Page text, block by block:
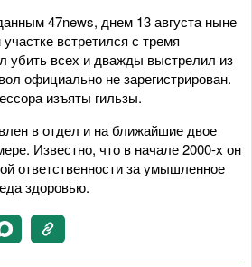
47news, днем 13 августа ныне
встретился с тремя
убить всех и дважды выстрелил из
официально не зарегистрирован.
изъяты гильзы.
в отдел и на ближайшие двое
Известно, что в начале 2000-х он
ответственности за умышленное
здоровью.